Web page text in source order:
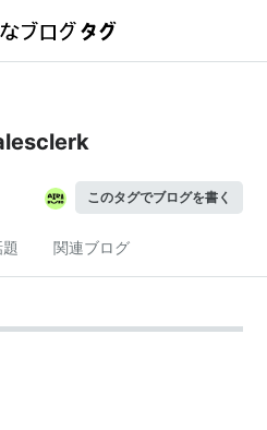
このタグでブログを書く
関連ブログ